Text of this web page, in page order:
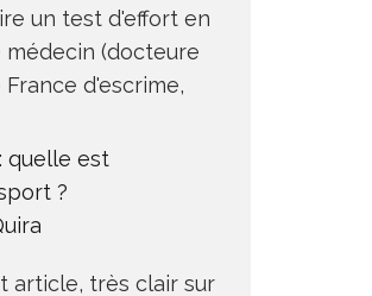
un test d'effort en
médecin (docteure
d'escrime,
quelle est
?
article, très clair sur